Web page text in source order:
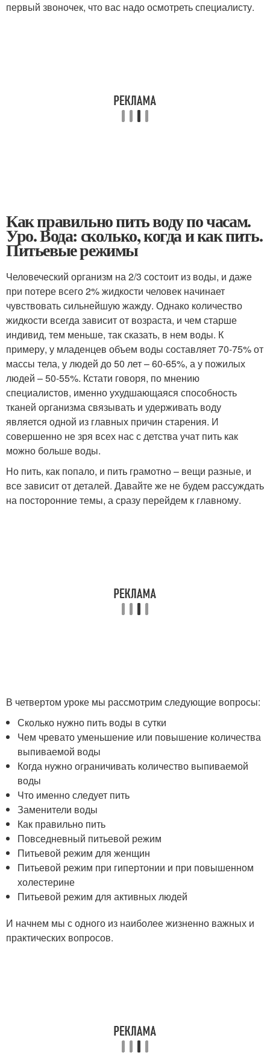
первый звоночек, что вас надо осмотреть специалисту.
Как правильно пить воду по часам.
Уро. Вода: сколько, когда и как пить.
Питьевые режимы
Человеческий организм на 2/3 состоит из воды, и даже
при потере всего 2% жидкости человек начинает
чувствовать сильнейшую жажду. Однако количество
жидкости всегда зависит от возраста, и чем старше
индивид, тем меньше, так сказать, в нем воды. К
примеру, у младенцев объем воды составляет 70-75% от
массы тела, у людей до 50 лет – 60-65%, а у пожилых
людей – 50-55%. Кстати говоря, по мнению
специалистов, именно ухудшающаяся способность
тканей организма связывать и удерживать воду
является одной из главных причин старения. И
совершенно не зря всех нас с детства учат пить как
можно больше воды.
Но пить, как попало, и пить грамотно – вещи разные, и
все зависит от деталей. Давайте же не будем рассуждать
на посторонние темы, а сразу перейдем к главному.
В четвертом уроке мы рассмотрим следующие вопросы:
Сколько нужно пить воды в сутки
Чем чревато уменьшение или повышение количества
выпиваемой воды
Когда нужно ограничивать количество выпиваемой
воды
Что именно следует пить
Заменители воды
Как правильно пить
Повседневный питьевой режим
Питьевой режим для женщин
Питьевой режим при гипертонии и при повышенном
холестерине
Питьевой режим для активных людей
И начнем мы с одного из наиболее жизненно важных и
практических вопросов.